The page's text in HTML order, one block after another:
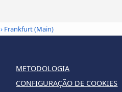
› Frankfurt (Main)
METODOLOGIA
CONFIGURAÇÃO DE COOKIES